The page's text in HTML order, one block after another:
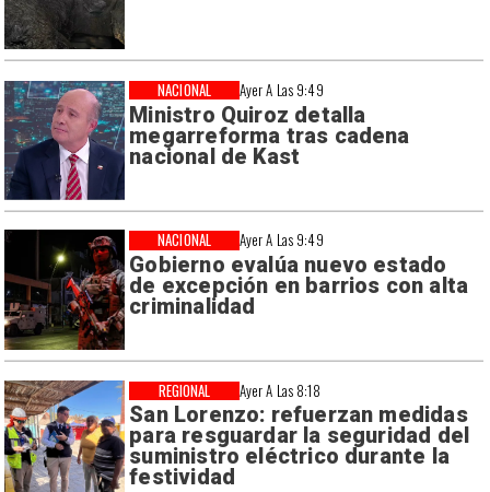
Ayer A Las 9:49
Ministro Quiroz detalla
megarreforma tras cadena
nacional de Kast
NACIONAL
Ayer A Las 9:49
Gobierno evalúa nuevo estado
de excepción en barrios con alta
criminalidad
NACIONAL
Ayer A Las 8:18
San Lorenzo: refuerzan medidas
para resguardar la seguridad del
suministro eléctrico durante la
festividad
REGIONAL